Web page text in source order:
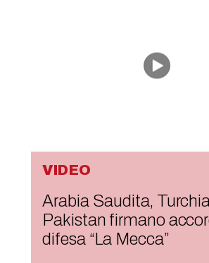
VIDEO
Arabia Saudita,
Pakistan firmano
difesa “La Mecca”